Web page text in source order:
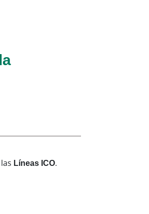
Líneas ICO.